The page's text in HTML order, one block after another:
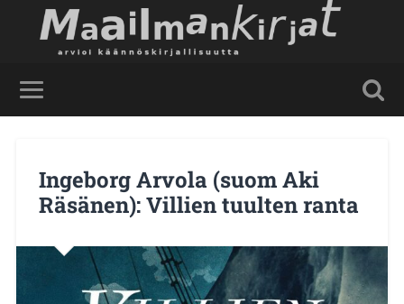
Ingeborg Arvola (suom Aki
Räsänen): Villien tuulten ranta